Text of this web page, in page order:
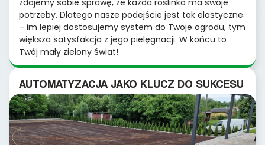
zdajemy sobie sprawę, że każda roślinka ma swoje
potrzeby. Dlatego nasze podejście jest tak elastyczne
– im lepiej dostosujemy system do Twoje ogrodu, tym
większa satysfakcja z jego pielęgnacji. W końcu to
Twój mały zielony świat!
AUTOMATYZACJA JAKO KLUCZ DO SUKCESU